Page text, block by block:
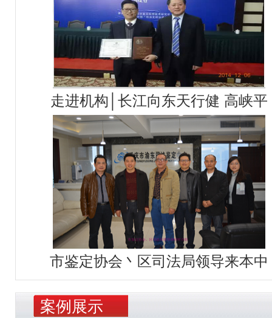
走进机构│长江向东天行健 高峡平
市鉴定协会丶区司法局领导来本中
案例展示